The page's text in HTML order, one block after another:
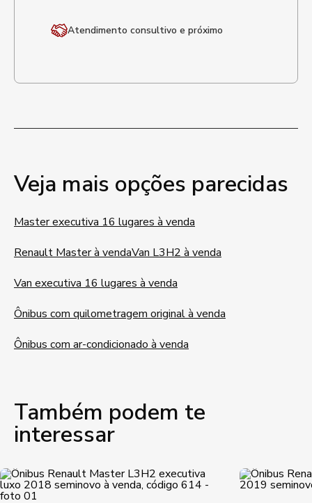
Atendimento consultivo e próximo
Veja mais opções parecidas
Master executiva 16 lugares à venda
Renault Master à vendaVan L3H2 à venda
Van executiva 16 lugares à venda
Ônibus com quilometragem original à venda
Ônibus com ar-condicionado à venda
Também podem te
interessar